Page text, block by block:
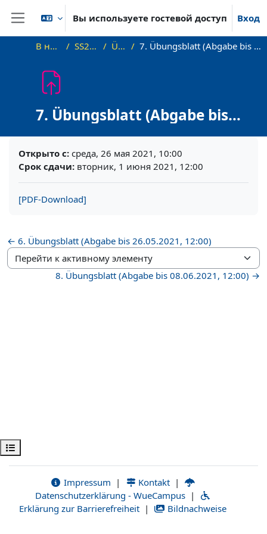
Перейти к основному содержанию
Боковая панель
Вы используете гостевой доступ Вход
Открыть оглавление курса
В начало SS21_AGT Übung 7. Übungsblatt (Abgabe bis 01.06.2021, 12:00)
7. Übungsblatt (Abgabe bis
01.06.2021, 12:00)
Открыто с: среда, 26 мая 2021, 10:00
Срок сдачи: вторник, 1 июня 2021, 12:00
[PDF-Download]
← 6. Übungsblatt (Abgabe bis 26.05.2021, 12:00)
Перейти к активному элементу
8. Übungsblatt (Abgabe bis 08.06.2021, 12:00) →
Impressum | Kontakt |
Datenschutzerklärung - WueCampus |
Erklärung zur Barrierefreiheit | Bildnachweise